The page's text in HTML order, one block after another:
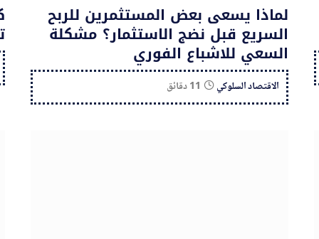
لماذا يسعى بعض المستثمرين للربح
السريع قبل نضج الاستثمار؟ مشكلة
السعي للاشباع الفوري
الاقتصاد السلوكي 11 دقائق